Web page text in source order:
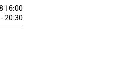
16:00
- 20:30